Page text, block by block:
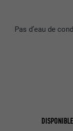
Pas d’eau de